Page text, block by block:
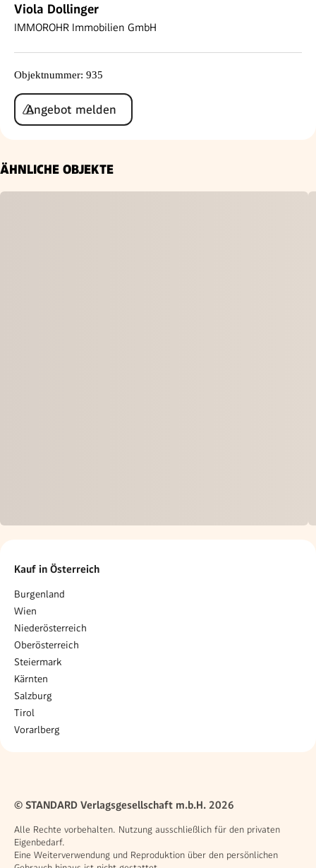
Viola Dollinger
IMMOROHR Immobilien GmbH
Objektnummer: 935
Angebot melden
ÄHNLICHE OBJEKTE
Kauf in Österreich
Burgenland
Wien
Niederösterreich
Oberösterreich
Steiermark
Kärnten
Salzburg
Tirol
Vorarlberg
© STANDARD Verlagsgesellschaft m.b.H. 2026
Alle Rechte vorbehalten. Nutzung ausschließlich für den privaten
Eigenbedarf.
Eine Weiterverwendung und Reproduktion über den persönlichen